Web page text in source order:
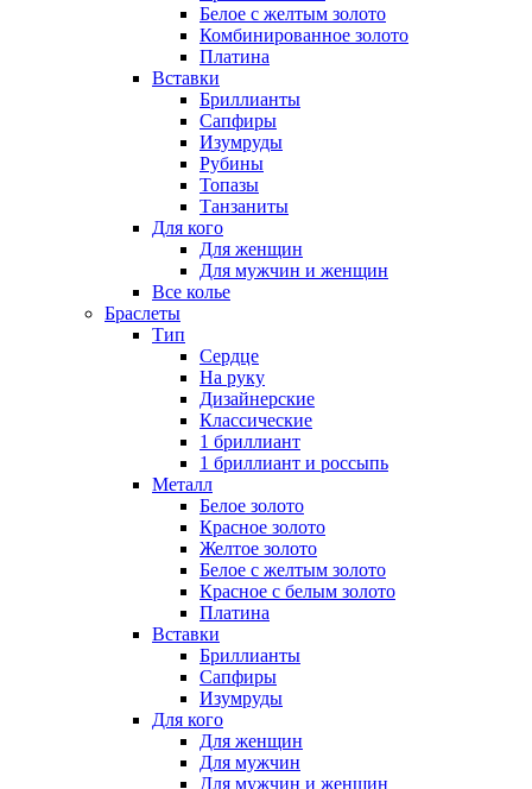
Белое с желтым золото
Комбинированное золото
Платина
Вставки
Бриллианты
Сапфиры
Изумруды
Рубины
Топазы
Танзаниты
Для кого
Для женщин
Для мужчин и женщин
Все колье
Браслеты
Тип
Сердце
На руку
Дизайнерские
Классические
1 бриллиант
1 бриллиант и россыпь
Металл
Белое золото
Красное золото
Желтое золото
Белое с желтым золото
Красное с белым золото
Платина
Вставки
Бриллианты
Сапфиры
Изумруды
Для кого
Для женщин
Для мужчин
Для мужчин и женщин